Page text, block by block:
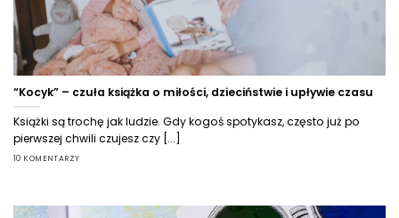
“Kocyk” – czuła książka o miłości, dzieciństwie i upływie czasu
Książki są trochę jak ludzie. Gdy kogoś spotykasz, często już po
pierwszej chwili czujesz czy [...]
10 KOMENTARZY